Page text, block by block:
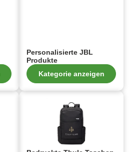
Personalisierte JBL
Produkte
Kategorie anzeigen